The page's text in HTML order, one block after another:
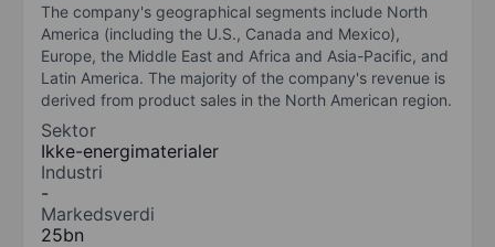
The company's geographical segments include North
America (including the U.S., Canada and Mexico),
Europe, the Middle East and Africa and Asia-Pacific, and
Latin America. The majority of the company's revenue is
derived from product sales in the North American region.
Sektor
Ikke-energimaterialer
Industri
-
Markedsverdi
25bn